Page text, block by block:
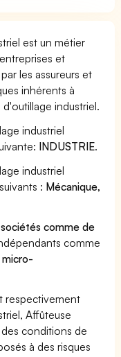
est un métier
et
les assureurs et
inhérents à
industriel.
industriel
INDUSTRIE.
industriel
: Mécanique,
sociétés comme de
comme
micro-
respectivement
Affûteuse
conditions de
à des risques